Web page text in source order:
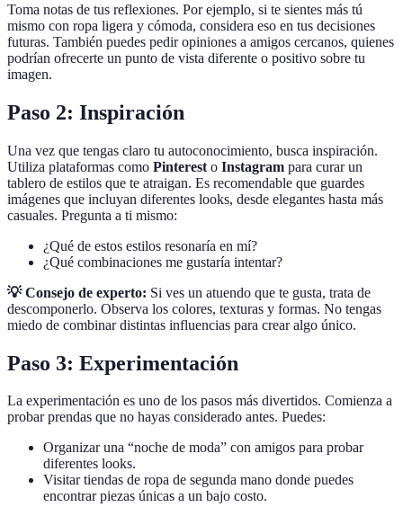
Toma notas de tus reflexiones. Por ejemplo, si te sientes más tú
mismo con ropa ligera y cómoda, considera eso en tus decisiones
futuras. También puedes pedir opiniones a amigos cercanos, quienes
podrían ofrecerte un punto de vista diferente o positivo sobre tu
imagen.
Paso 2: Inspiración
Una vez que tengas claro tu autoconocimiento, busca inspiración.
Utiliza plataformas como Pinterest o Instagram para curar un
tablero de estilos que te atraigan. Es recomendable que guardes
imágenes que incluyan diferentes looks, desde elegantes hasta más
casuales. Pregunta a ti mismo:
¿Qué de estos estilos resonaría en mí?
¿Qué combinaciones me gustaría intentar?
💡 Consejo de experto: Si ves un atuendo que te gusta, trata de
descomponerlo. Observa los colores, texturas y formas. No tengas
miedo de combinar distintas influencias para crear algo único.
Paso 3: Experimentación
La experimentación es uno de los pasos más divertidos. Comienza a
probar prendas que no hayas considerado antes. Puedes:
Organizar una “noche de moda” con amigos para probar
diferentes looks.
Visitar tiendas de ropa de segunda mano donde puedes
encontrar piezas únicas a un bajo costo.